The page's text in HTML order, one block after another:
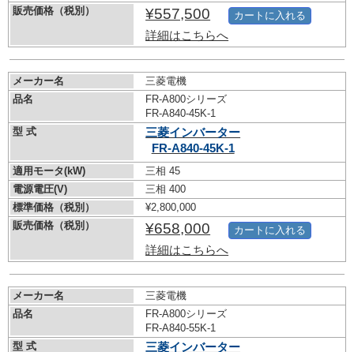
販売価格（税別）
¥557,500
詳細はこちらへ
カートに入れる
メーカー名
三菱電機
品名
FR-A800シリーズ
FR-A840-45K-1
型 式
三菱インバーター
FR-A840-45K-1
適用モータ(kW)
三相 45
電源電圧(V)
三相 400
標準価格（税別）
¥2,800,000
販売価格（税別）
¥658,000
詳細はこちらへ
カートに入れる
メーカー名
三菱電機
品名
FR-A800シリーズ
FR-A840-55K-1
型 式
三菱インバーター